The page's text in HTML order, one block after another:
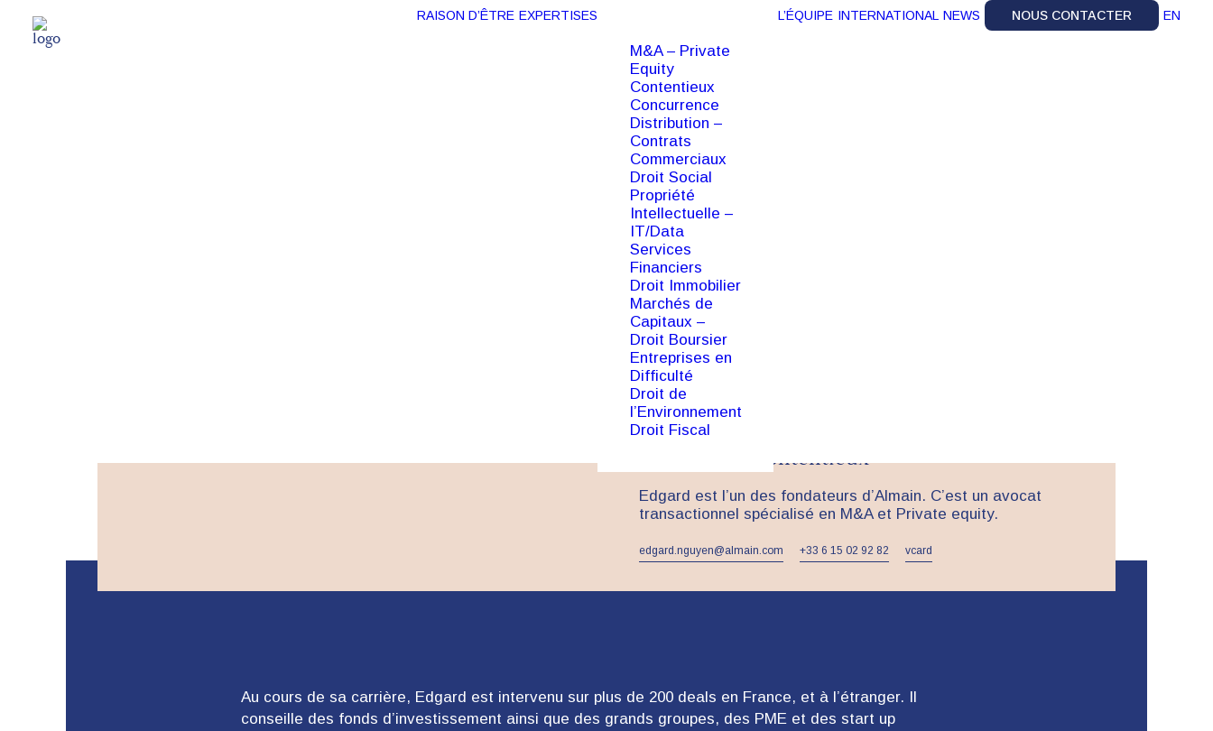
RAISON D’ÊTRE EXPERTISES
M&A – Private
Equity
Contentieux
Concurrence
Distribution –
Contrats
Commerciaux
Droit Social
Propriété
Intellectuelle –
IT/Data
Services
Financiers
Droit Immobilier
Marchés de
Capitaux –
Droit Boursier
Entreprises en
Difficulté
Droit de
l’Environnement
Droit Fiscal
L’ÉQUIPE INTERNATIONAL NEWS NOUS CONTACTER EN
ASSOCIÉ
Edgard Nguyen
M&A – Private equity
Corporate - Contentieux
Edgard est l’un des fondateurs d’Almain. C’est un avocat
transactionnel spécialisé en M&A et Private equity.
edgard.nguyen@almain.com +33 6 15 02 92 82‬ vcard
Au cours de sa carrière, Edgard est intervenu sur plus de 200 deals en France, et à l’étranger. Il
conseille des fonds d’investissement ainsi que des grands groupes, des PME et des start up